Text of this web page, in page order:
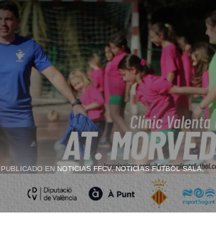
PUBLICADO EN NOTICIAS FFCV,NOTICIAS FÚTBOL SALA,